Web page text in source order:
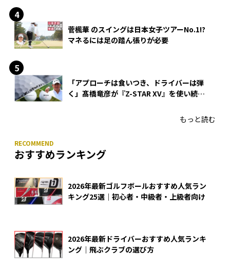
菅楓華 のスイングは日本女子ツアーNo.1!?
マネるには足の踏ん張りが必要
「アプローチは食いつき、ドライバーは弾
く」髙橋竜彦が『Z-STAR XV』を使い続け
もっと読む
おすすめランキング
2026年最新ゴルフボールおすすめ人気ラン
キング25選｜初心者・中級者・上級者向け
2026年最新ドライバーおすすめ人気ランキ
ング｜飛ぶクラブの選び方